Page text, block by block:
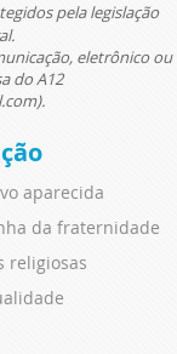
pela legislação
eletrônico ou
do A12
aparecida
da fraternidade
religiosas